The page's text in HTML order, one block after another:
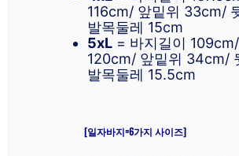
116cm/ 앞밑위 33cm/
발목둘레 15cm
5xL = 바지길이
120cm/ 앞밑위 34cm/
발목둘레 15.5cm
[일자바지=6가지 사이즈]